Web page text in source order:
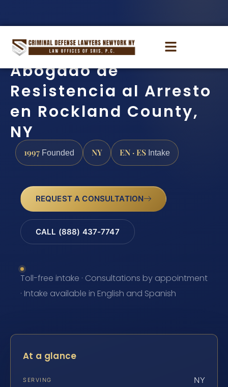
Abogado de
Resistencia al Arresto
en Rockland County,
NY
1997 Founded NY EN · ES Intake
REQUEST A CONSULTATION
CALL (888) 437-7747
Toll-free intake · Consultations by appointment
· Intake available in English and Spanish
At a glance
SERVING NY